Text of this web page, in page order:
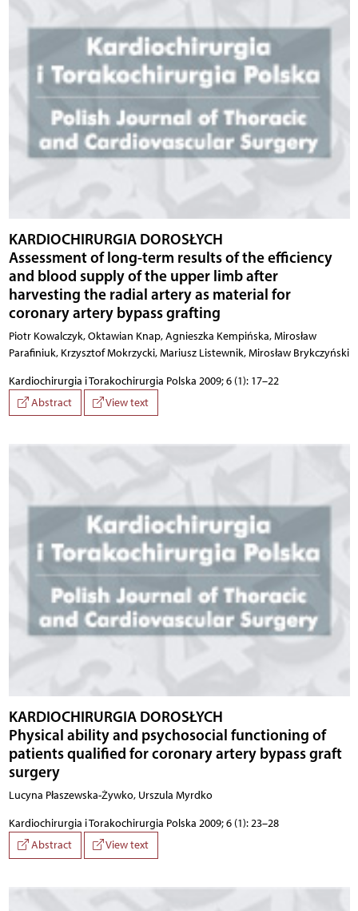
KARDIOCHIRURGIA DOROSŁYCH
Assessment of long-term results of the efficiency
and blood supply of the upper limb after
harvesting the radial artery as material for
coronary artery bypass grafting
Piotr Kowalczyk, Oktawian Knap, Agnieszka Kempińska, Mirosław
Parafiniuk, Krzysztof Mokrzycki, Mariusz Listewnik, Mirosław Brykczyński
Kardiochirurgia i Torakochirurgia Polska 2009; 6 (1): 17–22
Abstract
View text
KARDIOCHIRURGIA DOROSŁYCH
Physical ability and psychosocial functioning of
patients qualified for coronary artery bypass graft
surgery
Lucyna Płaszewska-Żywko, Urszula Myrdko
Kardiochirurgia i Torakochirurgia Polska 2009; 6 (1): 23–28
Abstract
View text